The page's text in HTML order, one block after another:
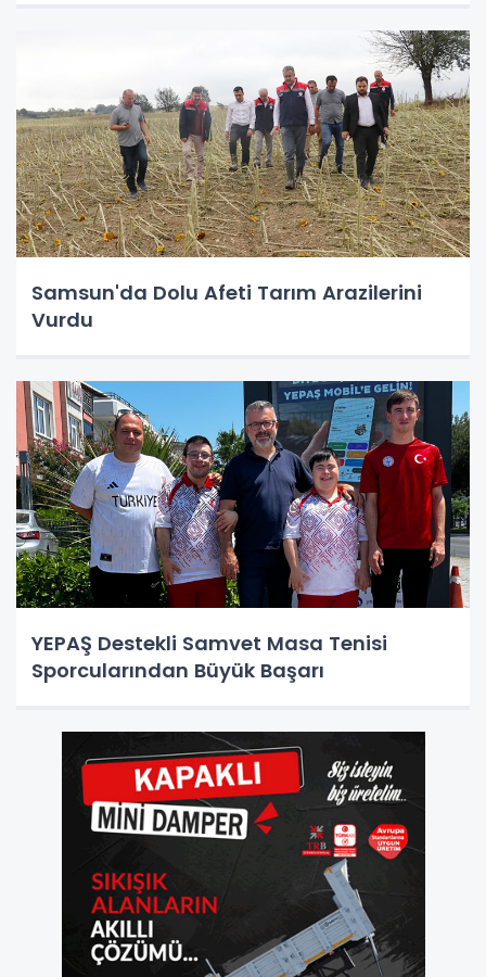
Samsun'da Dolu Afeti Tarım Arazilerini
Vurdu
YEPAŞ Destekli Samvet Masa Tenisi
Sporcularından Büyük Başarı